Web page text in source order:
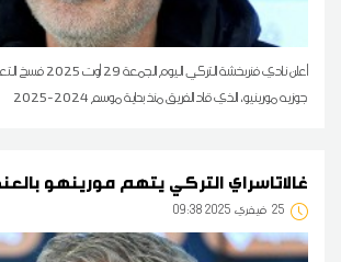
أعلن نادي فنربخشة
جوزيه مورينيو، الذي قاد الفريق منذ بداية موسم 2024-2025
غالاتاسراي التركي يتهم مورينهو
25 09:38 2025 فيفري